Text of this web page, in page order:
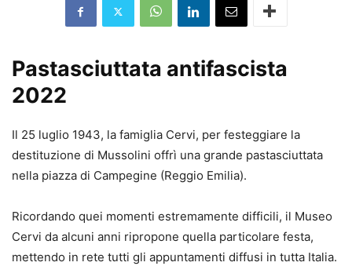
Pastasciuttata antifascista
2022
Il 25 luglio 1943, la famiglia Cervi, per festeggiare la
destituzione di Mussolini offrì una grande pastasciuttata
nella piazza di Campegine (Reggio Emilia).
Ricordando quei momenti estremamente difficili, il Museo
Cervi da alcuni anni ripropone quella particolare festa,
mettendo in rete tutti gli appuntamenti diffusi in tutta Italia.